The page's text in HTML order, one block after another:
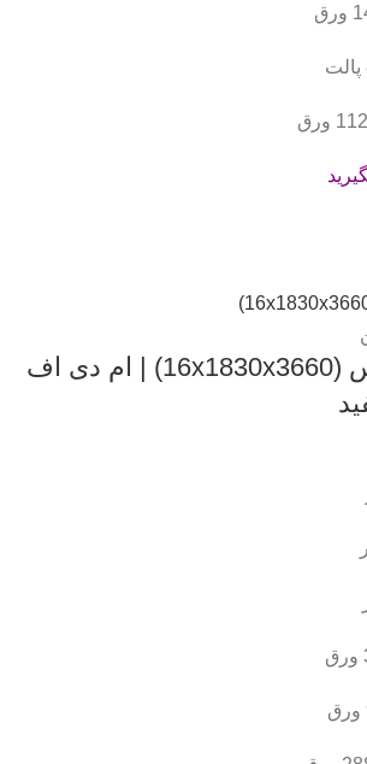
MDF سفید پارس (16x1830x3660) | ام دی اف